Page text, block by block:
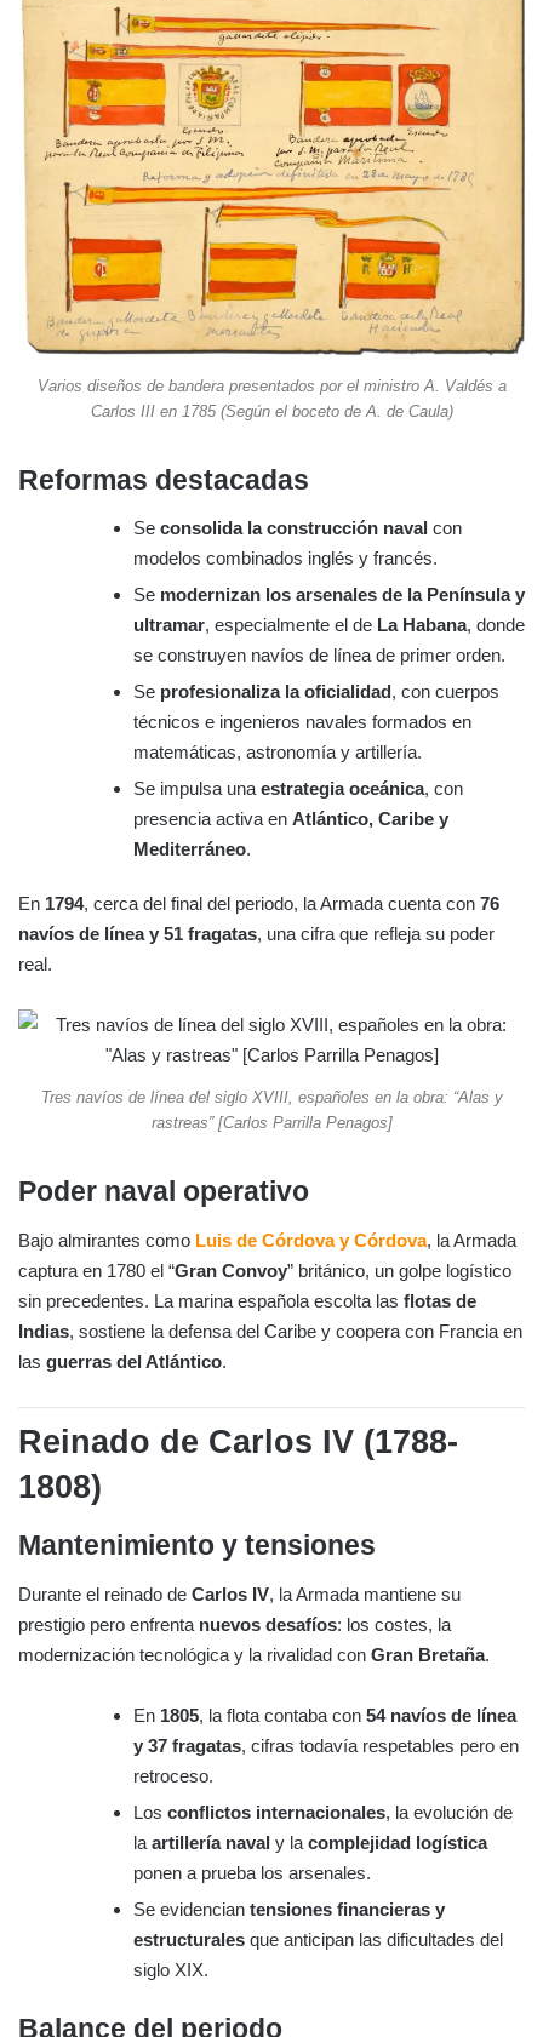
Varios diseños de bandera presentados por el ministro A. Valdés a
Carlos III en 1785 (Según el boceto de A. de Caula)
Reformas destacadas
Se consolida la construcción naval con
modelos combinados inglés y francés.
Se modernizan los arsenales de la Península y
ultramar, especialmente el de La Habana, donde
se construyen navíos de línea de primer orden.
Se profesionaliza la oficialidad, con cuerpos
técnicos e ingenieros navales formados en
matemáticas, astronomía y artillería.
Se impulsa una estrategia oceánica, con
presencia activa en Atlántico, Caribe y
Mediterráneo.
En 1794, cerca del final del periodo, la Armada cuenta con 76
navíos de línea y 51 fragatas, una cifra que refleja su poder
real.
Tres navíos de línea del siglo XVIII, españoles en la obra: “Alas y
rastreas” [Carlos Parrilla Penagos]
Poder naval operativo
Bajo almirantes como Luis de Córdova y Córdova, la Armada
captura en 1780 el “Gran Convoy” británico, un golpe logístico
sin precedentes. La marina española escolta las flotas de
Indias, sostiene la defensa del Caribe y coopera con Francia en
las guerras del Atlántico.
Reinado de Carlos IV (1788-
1808)
Mantenimiento y tensiones
Durante el reinado de Carlos IV, la Armada mantiene su
prestigio pero enfrenta nuevos desafíos: los costes, la
modernización tecnológica y la rivalidad con Gran Bretaña.
En 1805, la flota contaba con 54 navíos de línea
y 37 fragatas, cifras todavía respetables pero en
retroceso.
Los conflictos internacionales, la evolución de
la artillería naval y la complejidad logística
ponen a prueba los arsenales.
Se evidencian tensiones financieras y
estructurales que anticipan las dificultades del
siglo XIX.
Balance del periodo